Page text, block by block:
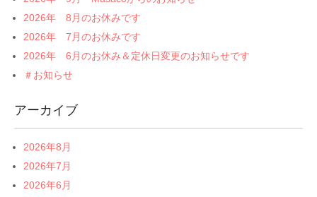
2026年 8月のお休みです
2026年 7月のお休みです
2026年 6月のお休み＆定休日変更のお知らせです
＃お知らせ
アーカイブ
2026年8月
2026年7月
2026年6月